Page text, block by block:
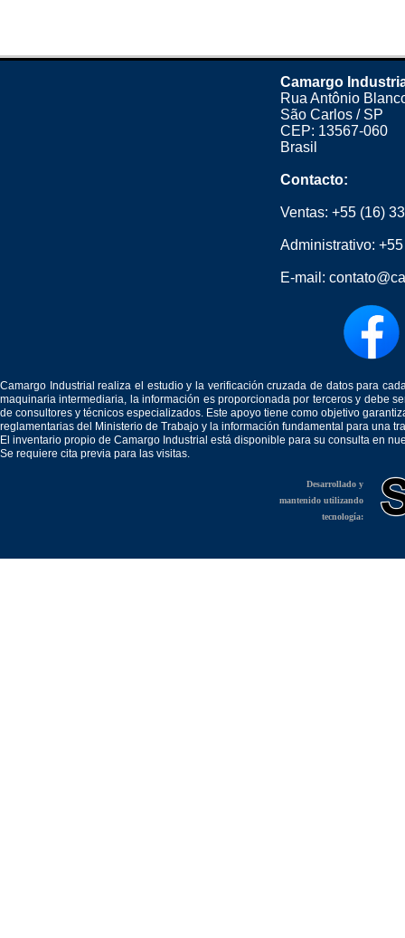
Camargo
Rua Antônio
São Carlos / SP
CEP: 13567-060
Brasil
Contacto:
Ventas: +55 (16)
Administrativo:
E-mail:
Camargo Industrial realiza el estudio y la verificación cruzada de datos para
maquinaria intermediaria, la información es proporcionada por terceros y debe
de consultores y técnicos especializados. Este apoyo tiene como objetivo
reglamentarias del Ministerio de Trabajo y la información fundamental para una
El inventario propio de Camargo Industrial está disponible para su consulta en
Se requiere cita previa para las visitas.
Desarrollado y
mantenido utilizando
tecnología: